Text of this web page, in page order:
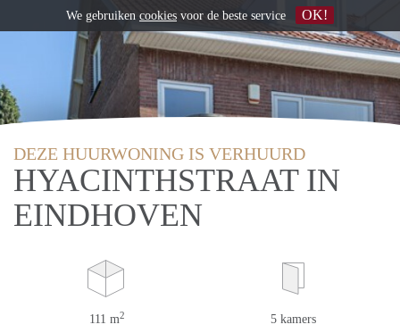
DEZE HUURWONING IS VERHUURD
HYACINTHSTRAAT IN
EINDHOVEN
111 m2 5 kamers
We gebruiken cookies voor de beste service OK!